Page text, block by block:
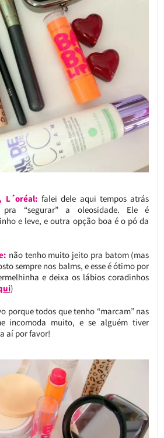
L´oréal: falei dele aqui tempos atrás
“segurar” a oleosidade. Ele é
e leve, e outra opção boa é o pó da
não tenho muito jeito pra batom (mas
sempre nos balms, e esse é ótimo por
e deixa os lábios coradinhos
)
porque todos que tenho “marcam” nas
incomoda muito, e se alguém tiver
aí por favor!